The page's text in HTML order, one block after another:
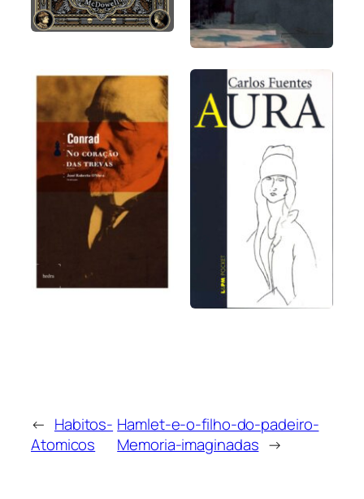
← Habitos-
Atomicos
Hamlet-e-o-filho-do-padeiro-
Memoria-imaginadas →